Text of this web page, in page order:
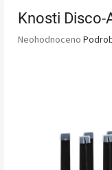
Knosti Disco-
Průměrné
hvězdiček.
Neohodnoceno